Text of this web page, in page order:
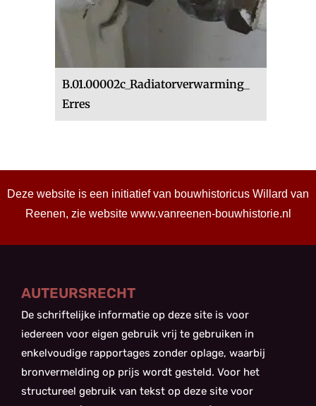
B.01.00002c_Radiatorverwarming_
Erres
Deze website is een initiatief van bouwhistoricus Willard van
Reenen, zie website www.vanreenen-bouwhistorie.nl
AUTEURSRECHT
De schriftelijke informatie op deze site is voor
iedereen voor eigen gebruik vrij te gebruiken in
enkelvoudige rapportages zonder oplage, waarbij
bronvermelding op prijs wordt gesteld. Voor het
structureel gebruik van tekst op deze site voor